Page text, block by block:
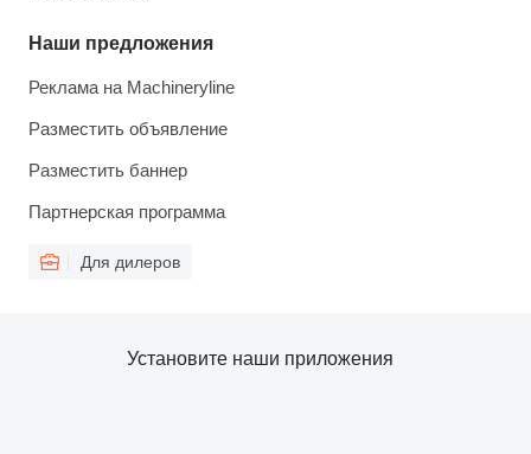
Наши предложения
Реклама на Machineryline
Разместить объявление
Разместить баннер
Партнерская программа
Для дилеров
Установите наши приложения